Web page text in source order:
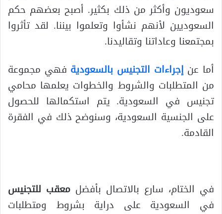
سعوديون وأكثر من ذلك بكثير. أصبح بعضهم حكم
السعوديين لأنهم نشأوا وتعلموا بيننا. لقد تأثروا
بمجتمعنا وعاداتنا وتقاليدنا.
أما عن إجراءات التجنيس بالسعودية فهي مجموعة
من المتطلبات والشروط والخطوات يعلمها محامي
تجنيس في السعودية. يتم استكمالها للحصول
على الجنسية السعودية، وسنوضح ذلك في الفقرة
القادمة.
في الختام، سارع بالاتصال بأفضل معقب للتجنيس
في السعودية على دراية بشروط ومتطلبات